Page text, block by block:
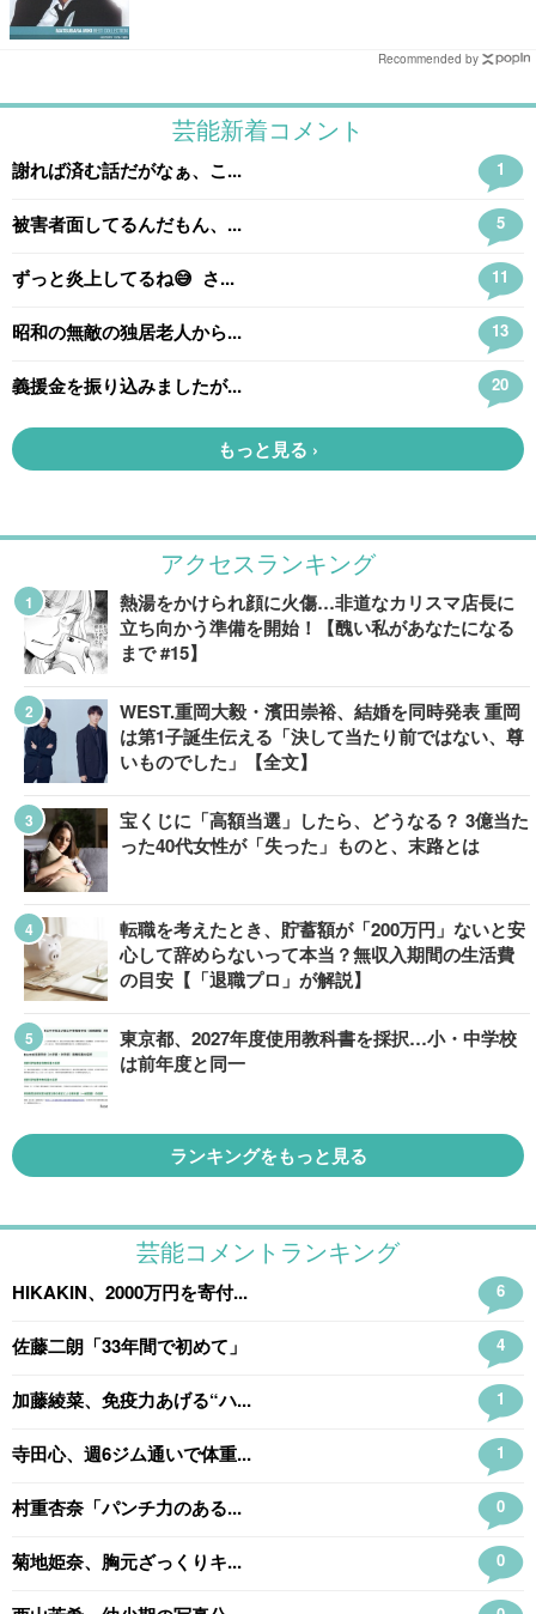
Recommended by
アクセスランキング
熱湯をかけられ顔に火傷…非道なカリスマ店長に
立ち向かう準備を開始！【醜い私があなたになる
まで #15】
WEST.重岡大毅・濱田崇裕、結婚を同時発表 重岡
は第1子誕生伝える「決して当たり前ではない、尊
いものでした」【全文】
宝くじに「高額当選」したら、どうなる？ 3億当た
った40代女性が「失った」ものと、末路とは
転職を考えたとき、貯蓄額が「200万円」ないと安
心して辞めらないって本当？無収入期間の生活費
の目安【「退職プロ」が解説】
東京都、2027年度使用教科書を採択…小・中学校
は前年度と同一
ランキングをもっと見る